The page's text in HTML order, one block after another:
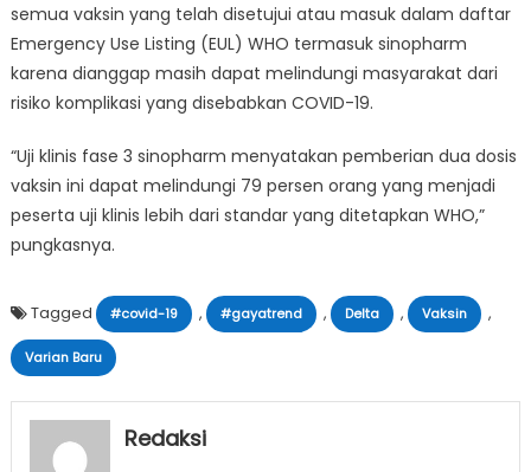
semua vaksin yang telah disetujui atau masuk dalam daftar
Emergency Use Listing (EUL) WHO termasuk sinopharm
karena dianggap masih dapat melindungi masyarakat dari
risiko komplikasi yang disebabkan COVID-19.
“Uji klinis fase 3 sinopharm menyatakan pemberian dua dosis
vaksin ini dapat melindungi 79 persen orang yang menjadi
peserta uji klinis lebih dari standar yang ditetapkan WHO,”
pungkasnya.
Tagged #covid-19 , #gayatrend , Delta , Vaksin ,
Varian Baru
Redaksi